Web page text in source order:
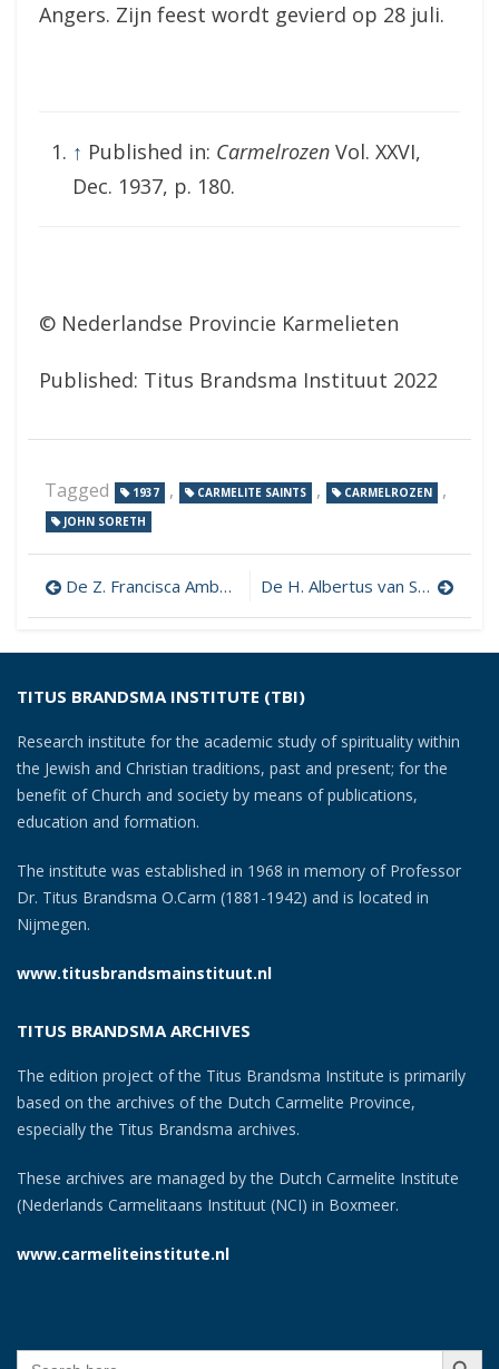
Angers. Zijn feest wordt gevierd op 28 juli.
↑ Published in: Carmelrozen Vol. XXVI,
Dec. 1937, p. 180.
© Nederlandse Provincie Karmelieten
Published: Titus Brandsma Instituut 2022
Tagged 1937 , CARMELITE SAINTS , CARMELROZEN ,
JOHN SORETH
Post
navigation
De Z. Francisca Ambosia De H. Albertus van Sicilië
TITUS BRANDSMA INSTITUTE (TBI)
Research institute for the academic study of spirituality within
the Jewish and Christian traditions, past and present; for the
benefit of Church and society by means of publications,
education and formation.
The institute was established in 1968 in memory of Professor
Dr. Titus Brandsma O.Carm (1881-1942) and is located in
Nijmegen.
www.titusbrandsmainstituut.nl
TITUS BRANDSMA ARCHIVES
The edition project of the Titus Brandsma Institute is primarily
based on the archives of the Dutch Carmelite Province,
especially the Titus Brandsma archives.
These archives are managed by the Dutch Carmelite Institute
(Nederlands Carmelitaans Instituut (NCI) in Boxmeer.
www.carmeliteinstitute.nl
Search SEARCH